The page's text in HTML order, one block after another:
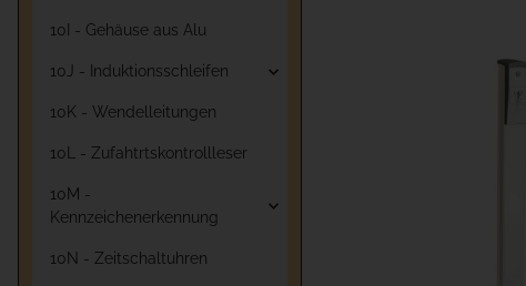
10I - Gehäuse aus Alu
10J - Induktionsschleifen
10K - Wendelleitungen
10L - Zufahtrtskontrollleser
10M -
Kennzeichenerkennung
10N - Zeitschaltuhren